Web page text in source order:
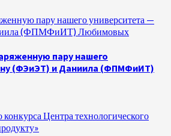
пару нашего университета —
(ФПМФиИТ) Любимовых
пару нашего
(ФЭиЭТ) и Даниила (ФПМФиИТ)
Центра технологического